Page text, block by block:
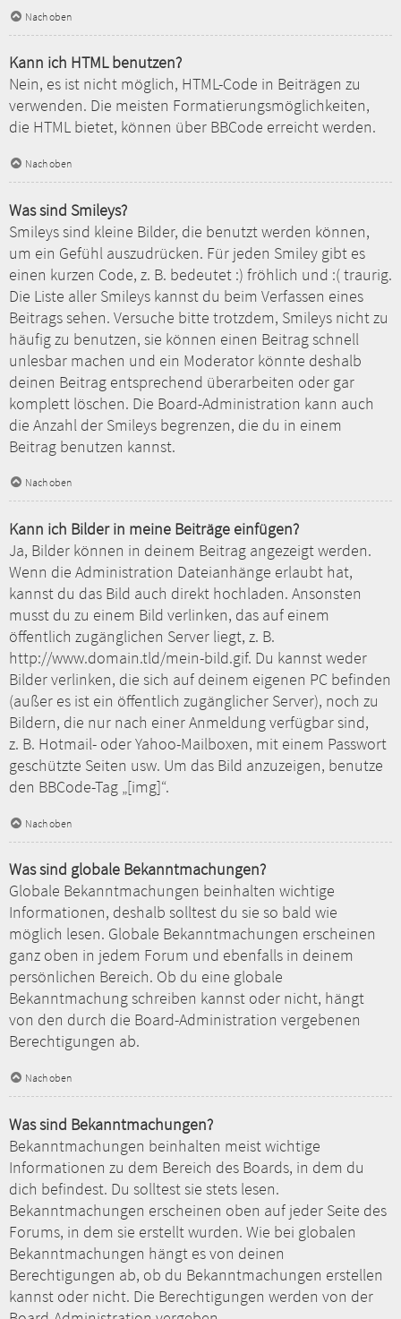
Nach oben
Kann ich HTML benutzen?
Nein, es ist nicht möglich, HTML-Code in Beiträgen zu
verwenden. Die meisten Formatierungsmöglichkeiten,
die HTML bietet, können über BBCode erreicht werden.
Nach oben
Was sind Smileys?
Smileys sind kleine Bilder, die benutzt werden können,
um ein Gefühl auszudrücken. Für jeden Smiley gibt es
einen kurzen Code, z. B. bedeutet :) fröhlich und :( traurig.
Die Liste aller Smileys kannst du beim Verfassen eines
Beitrags sehen. Versuche bitte trotzdem, Smileys nicht zu
häufig zu benutzen, sie können einen Beitrag schnell
unlesbar machen und ein Moderator könnte deshalb
deinen Beitrag entsprechend überarbeiten oder gar
komplett löschen. Die Board-Administration kann auch
die Anzahl der Smileys begrenzen, die du in einem
Beitrag benutzen kannst.
Nach oben
Kann ich Bilder in meine Beiträge einfügen?
Ja, Bilder können in deinem Beitrag angezeigt werden.
Wenn die Administration Dateianhänge erlaubt hat,
kannst du das Bild auch direkt hochladen. Ansonsten
musst du zu einem Bild verlinken, das auf einem
öffentlich zugänglichen Server liegt, z. B.
http://www.domain.tld/mein-bild.gif. Du kannst weder
Bilder verlinken, die sich auf deinem eigenen PC befinden
(außer es ist ein öffentlich zugänglicher Server), noch zu
Bildern, die nur nach einer Anmeldung verfügbar sind,
z. B. Hotmail- oder Yahoo-Mailboxen, mit einem Passwort
geschützte Seiten usw. Um das Bild anzuzeigen, benutze
den BBCode-Tag „[img]“.
Nach oben
Was sind globale Bekanntmachungen?
Globale Bekanntmachungen beinhalten wichtige
Informationen, deshalb solltest du sie so bald wie
möglich lesen. Globale Bekanntmachungen erscheinen
ganz oben in jedem Forum und ebenfalls in deinem
persönlichen Bereich. Ob du eine globale
Bekanntmachung schreiben kannst oder nicht, hängt
von den durch die Board-Administration vergebenen
Berechtigungen ab.
Nach oben
Was sind Bekanntmachungen?
Bekanntmachungen beinhalten meist wichtige
Informationen zu dem Bereich des Boards, in dem du
dich befindest. Du solltest sie stets lesen.
Bekanntmachungen erscheinen oben auf jeder Seite des
Forums, in dem sie erstellt wurden. Wie bei globalen
Bekanntmachungen hängt es von deinen
Berechtigungen ab, ob du Bekanntmachungen erstellen
kannst oder nicht. Die Berechtigungen werden von der